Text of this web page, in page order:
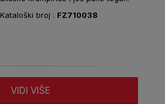
Kataloški broj : FZ710038
VIDI VIŠE